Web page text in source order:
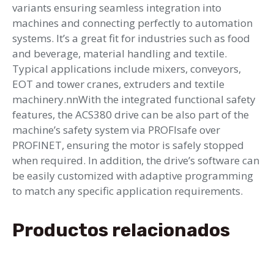
variants ensuring seamless integration into
machines and connecting perfectly to automation
systems. It’s a great fit for industries such as food
and beverage, material handling and textile.
Typical applications include mixers, conveyors,
EOT and tower cranes, extruders and textile
machinery.nnWith the integrated functional safety
features, the ACS380 drive can be also part of the
machine’s safety system via PROFIsafe over
PROFINET, ensuring the motor is safely stopped
when required. In addition, the drive’s software can
be easily customized with adaptive programming
to match any specific application requirements.
Productos relacionados